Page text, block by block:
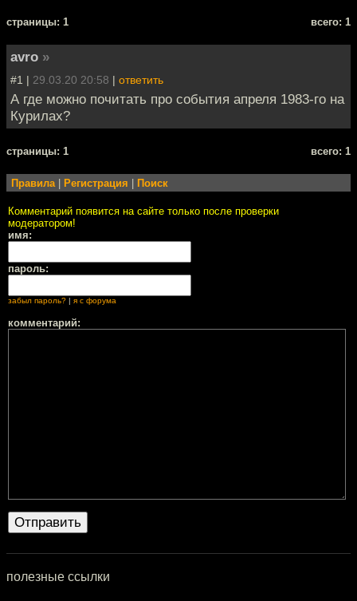
cтраницы: 1 всего: 1
avro »
#1 | 29.03.20 20:58 | ответить
А где можно почитать про события апреля 1983-го на
Курилах?
cтраницы: 1 всего: 1
Правила| Регистрация Поиск
Комментарий появится на сайте только после проверки
модератором!
имя:
пароль:
забыл пароль? я с форума
комментарий:
полезные ссылки